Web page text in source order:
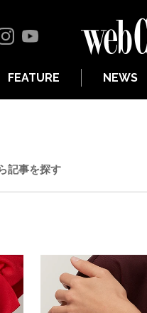
FEATURE NEWS
記事を探す